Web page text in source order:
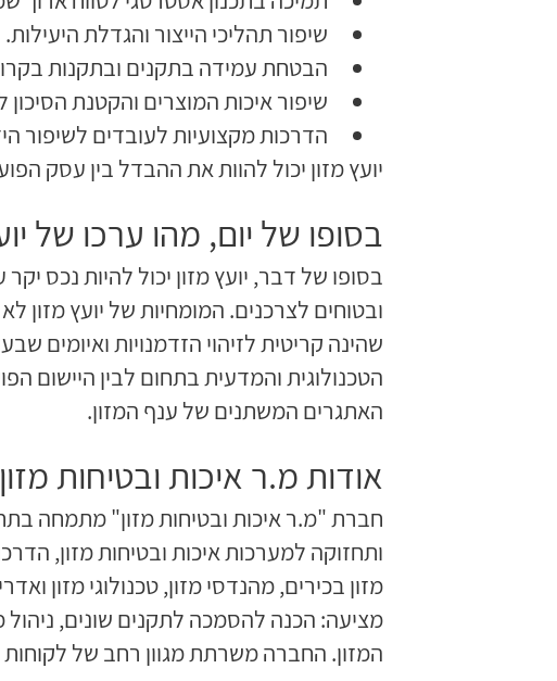
שיפור תהליכי הייצור והגדלת היעילות.
הבטחת עמידה בתקנים ובתקנות
שיפור איכות המוצרים והקטנת
הדרכות מקצועיות לעובדים לשיפור
יועץ מזון יכול להוות את ההבדל בין עסק
בסופו של יום, מהו ערכו של
בסופו של דבר, יועץ מזון יכול להיות נכס
ובטוחים לצרכנים. המומחיות של יועץ
שהינה קריטית לזיהוי הזדמנויות ואיומים
הטכנולוגית והמדעית בתחום לבין
האתגרים המשתנים של ענף המזון.
אודות מ.ר איכות ובטיחות מזון
חברת "מ.ר איכות ובטיחות מזון" מתמחה
ותחזוקה למערכות איכות ובטיחות מזון,
מזון בכירים, מהנדסי מזון, טכנולוגי
מציעה: הכנה להסמכה לתקנים שונים, ניהול
המזון. החברה משרתת מגוון רחב של